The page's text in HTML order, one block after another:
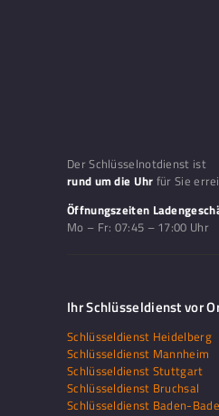
Der Schlüsselnotdienst ist
rund um die Uhr für Sie
Öffnungszeiten
Mo – Fr: 07:45 – 17:00 Uhr
Ihr Schlüsseldienst vor
Schlüsseldienst Heidelberg
Schlüsseldienst Mannheim
Schlüsseldienst Stuttgart
Schlüsseldienst Bruchsal
Schlüsseldienst Baden-